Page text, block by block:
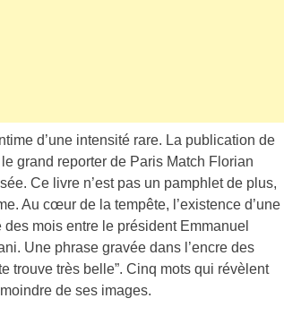
d’une intensité rare. La publication de
grand reporter de Paris Match Florian
Ce livre n’est pas un pamphlet de plus,
Au cœur de la tempête, l’existence d’une
mois entre le président Emmanuel
Une phrase gravée dans l’encre des
trouve très belle”. Cinq mots qui révèlent
de ses images.